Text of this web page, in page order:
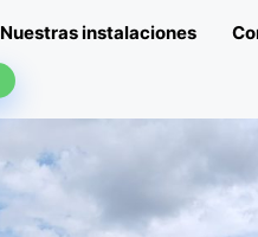
Nuestras instalaciones